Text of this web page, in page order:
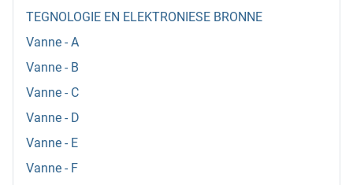
TEGNOLOGIE EN ELEKTRONIESE BRONNE
Vanne - A
Vanne - B
Vanne - C
Vanne - D
Vanne - E
Vanne - F